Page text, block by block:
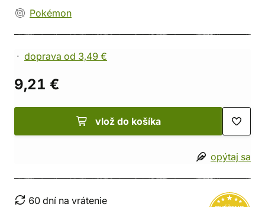
Pokémon
doprava od 3,49 €
9,21 €
vlož do košíka
opýtaj sa
60 dní na vrátenie